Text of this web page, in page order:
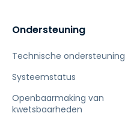
Ondersteuning
Technische ondersteuning
Systeemstatus
Openbaarmaking van
kwetsbaarheden